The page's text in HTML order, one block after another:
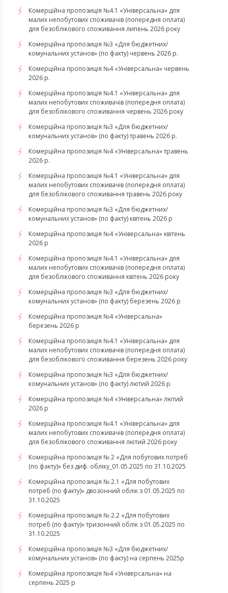
Комерційна пропозиція №4.1 «Універсальна» для
малих непобутових споживачів (попередня оплата)
для безоблікового споживання липень 2026 року
Комерційна пропозиція №3 «Для бюджетних/
комунальних установ» (по факту) червень 2026 р.
Комерційна пропозиція №4 «Універсальна» червень
2026 р.
Комерційна пропозиція №4.1 «Універсальна» для
малих непобутових споживачів (попередня оплата)
для безоблікового споживання червень 2026 року
Комерційна пропозиція №3 «Для бюджетних/
комунальних установ» (по факту) травень 2026 р.
Комерційна пропозиція №4 «Універсальна» травень
2026 р.
Комерційна пропозиція №4.1 «Універсальна» для
малих непобутових споживачів (попередня оплата)
для безоблікового споживання травень 2026 року
Комерційна пропозиція №3 «Для бюджетних/
комунальних установ» (по факту) квітень 2026 р
Комерційна пропозиція №4 «Універсальна» квітень
2026 р
Комерційна пропозиція №4.1 «Універсальна» для
малих непобутових споживачів (попередня оплата)
для безоблікового споживання квітень 2026 року
Комерційна пропозиція №3 «Для бюджетних/
комунальних установ» (по факту) березень 2026 р
Комерційна пропозиція №4 «Універсальна»
березень 2026 р
Комерційна пропозиція №4.1 «Універсальна» для
малих непобутових споживачів (попередня оплата)
для безоблікового споживання березень 2026 року
Комерційна пропозиція №3 «Для бюджетних/
комунальних установ» (по факту) лютий 2026 р
Комерційна пропозиція №4 «Універсальна» лютий
2026 р
Комерційна пропозиція №4.1 «Універсальна» для
малих непобутових споживачів (попередня оплата)
для безоблікового споживання лютий 2026 року
Комерційна пропозиція № 2 «Для побутових потреб
(по факту)» без диф. обліку_01.05.2025 по 31.10.2025
Комерційна пропозиція № 2.1 «Для побутових
потреб (по факту)» двозонний облік з 01.05.2025 по
31.10.2025
Комерційна пропозиція № 2.2 «Для побутових
потреб (по факту)» тризонний облік з 01.05.2025 по
31.10.2025
Комерційна пропозиція №3 «Для бюджетних/
комунальних установ» (по факту) на серпень 2025р
Комерційна пропозиція №4 «Універсальна» на
серпень 2025 р